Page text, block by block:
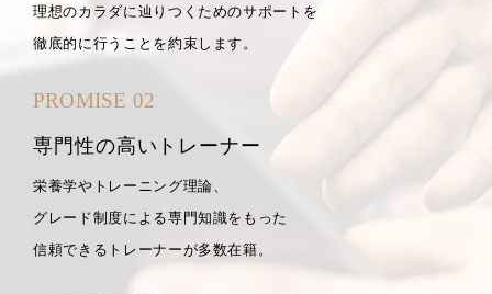
理想のカラダに辿りつくためのサポートを
徹底的に行うことを約束します。
PROMISE 02
専門性の高いトレーナー
栄養学やトレーニング理論、
グレード制度による専門知識をもった
信頼できるトレーナーが多数在籍。